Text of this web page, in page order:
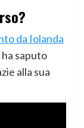
da Iolanda
saputo
alla sua